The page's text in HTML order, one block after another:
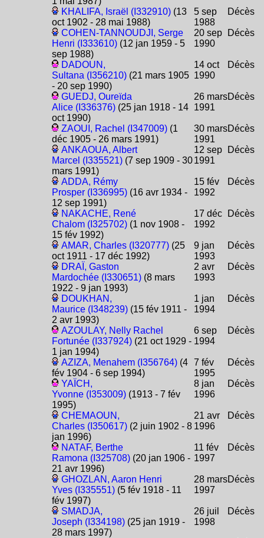
KHALIFA, Israël (I332910) (13
oct 1902 - 28 mai 1988)
5 sep
1988
Décès
COHEN-TANNOUDJI, Serge
Henri (I333610) (12 jan 1959 - 5
sep 1988)
20 sep
1990
Décès
DADOUN,
Sultana (I356210) (21 mars 1905
- 20 sep 1990)
14 oct
1990
Décès
GUEDJ, Oureïda
Alice (I336376) (25 jan 1918 - 14
oct 1990)
26 mars
1991
Décès
ZAOUI, Rachel (I347009) (1
déc 1905 - 26 mars 1991)
30 mars
1991
Décès
ANKAOUA, Albert
Marcel (I335521) (7 sep 1909 - 30
mars 1991)
12 sep
1991
Décès
ADDA, Rémy
Prosper (I336995) (16 avr 1934 -
12 sep 1991)
15 fév
1992
Décès
NAKACHE, René
Chalom (I325702) (1 nov 1908 -
15 fév 1992)
17 déc
1992
Décès
AMAR, Charles (I320777) (25
oct 1911 - 17 déc 1992)
9 jan
1993
Décès
DRAÏ, Gaston
Mardochée (I330651) (8 mars
1922 - 9 jan 1993)
2 avr
1993
Décès
DOUKHAN,
Maurice (I348239) (15 fév 1911 -
2 avr 1993)
1 jan
1994
Décès
AZOULAY, Nelly Rachel
Fortunée (I337924) (21 oct 1929 -
1 jan 1994)
6 sep
1994
Décès
AZIZA, Menahem (I356764) (4
fév 1904 - 6 sep 1994)
7 fév
1995
Décès
YAÏCH,
Yvonne (I353009) (1913 - 7 fév
1995)
8 jan
1996
Décès
CHEMAOUN,
Charles (I350617) (2 juin 1902 - 8
jan 1996)
21 avr
1996
Décès
NATAF, Berthe
Ramona (I325708) (20 jan 1906 -
21 avr 1996)
11 fév
1997
Décès
GHOZLAN, Aaron Henri
Yves (I335551) (5 fév 1918 - 11
fév 1997)
28 mars
1997
Décès
SMADJA,
Joseph (I334198) (25 jan 1919 -
28 mars 1997)
26 juil
1998
Décès